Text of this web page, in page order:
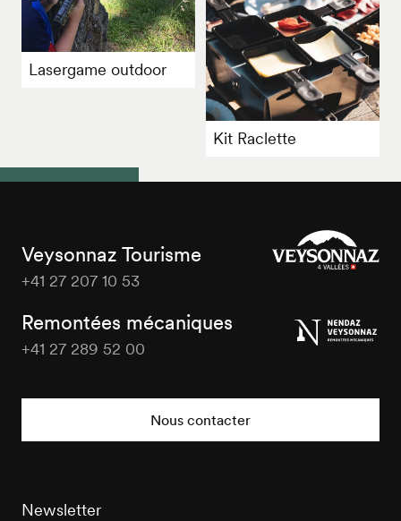
Lasergame outdoor
Kit Raclette
Veysonnaz Tourisme
+41 27 207 10 53
Remontées mécaniques
+41 27 289 52 00
Nous contacter
Newsletter